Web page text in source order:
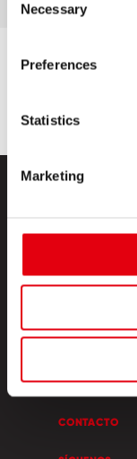
Selection
Necessary
Preferences
Statistics
Marketing
SOBRE
CONTACTO